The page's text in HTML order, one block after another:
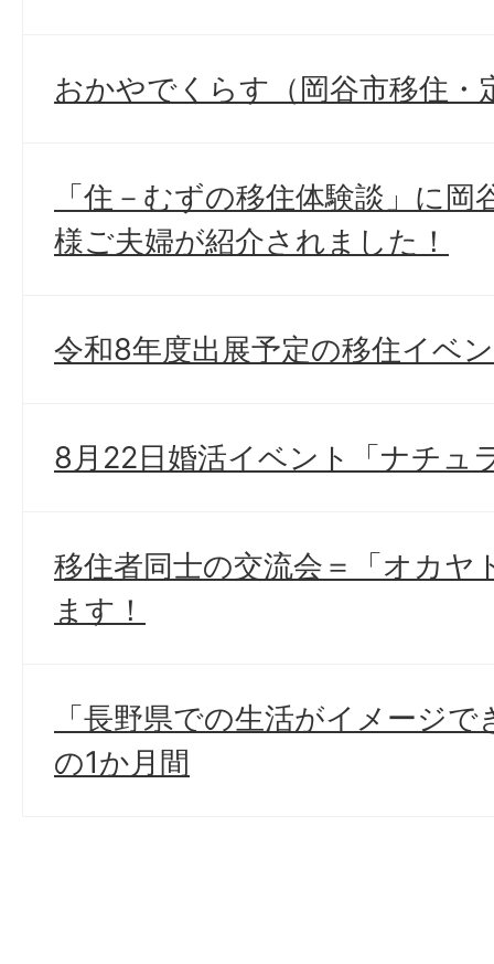
おかやでくらす（岡谷市移住・
「住－むずの移住体験談」に
様ご夫婦が紹介されました！
令和8年度出展予定の移住イベ
8月22日婚活イベント「ナチュ
移住者同士の交流会＝「オカヤ
ます！
「長野県での生活がイメージ
の1か月間